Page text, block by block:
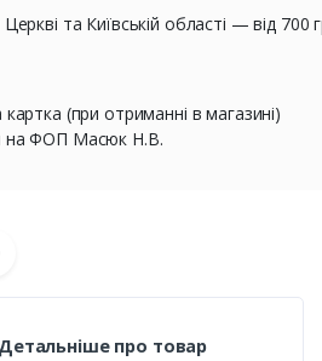
та Київській області — від 700
картка (при отриманні в магазині)
на ФОП Масюк Н.В.
Детальніше про товар